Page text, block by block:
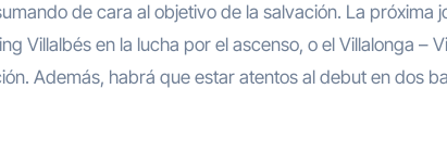
de cara al objetivo de la salvación. La próxima
Villalbés en la lucha por el ascenso, o el Villalonga –
Además, habrá que estar atentos al debut en dos